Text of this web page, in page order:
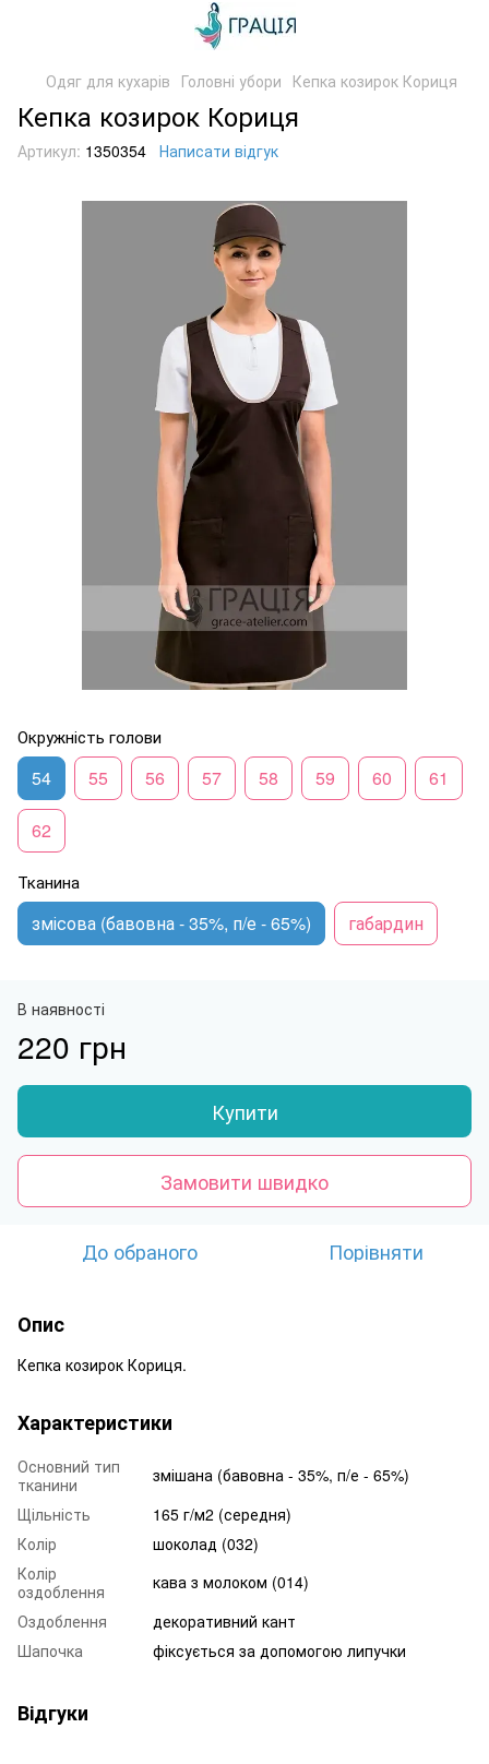
Одяг для кухарів Головні убори Кепка козирок Кориця
Кепка козирок Кориця
Артикул: 1350354 Написати відгук
Окружність голови
54 55 56 57 58 59 60 61
62
Тканина
змісова (бавовна - 35%, п/е - 65%) габардин
В наявності
220 грн
Купити
Замовити швидко
До обраного Порівняти
Опис
Кепка козирок Кориця.
Характеристики
Основний тип
тканини
змішана (бавовна - 35%, п/е - 65%)
Щільність
165 г/м2 (середня)
Колір
шоколад (032)
Колір
оздоблення
кава з молоком (014)
Оздоблення
декоративний кант
Шапочка
фіксується за допомогою липучки
Відгуки